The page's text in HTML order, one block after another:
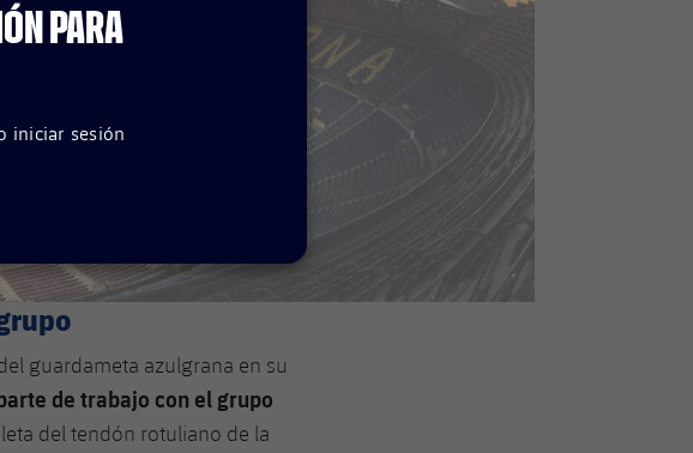
PARA
iniciar sesión
guardameta azulgrana en su
de trabajo con el grupo
del tendón rotuliano de la